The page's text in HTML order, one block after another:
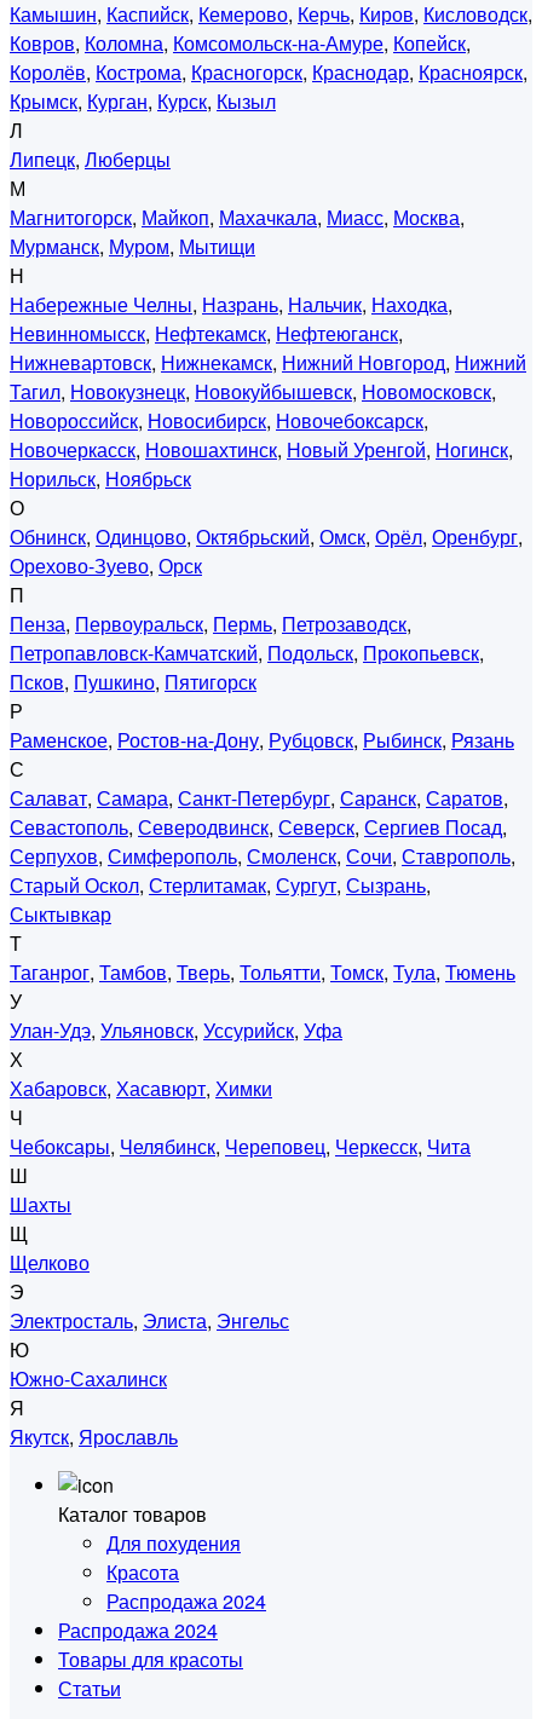
Камышин, Каспийск, Кемерово, Керчь, Киров, Кисловодск,
Ковров, Коломна, Комсомольск-на-Амуре, Копейск,
Королёв, Кострома, Красногорск, Краснодар, Красноярск,
Крымск, Курган, Курск, Кызыл
Л
Липецк, Люберцы
М
Магнитогорск, Майкоп, Махачкала, Миасс, Москва,
Мурманск, Муром, Мытищи
Н
Набережные Челны, Назрань, Нальчик, Находка,
Невинномысск, Нефтекамск, Нефтеюганск,
Нижневартовск, Нижнекамск, Нижний Новгород, Нижний
Тагил, Новокузнецк, Новокуйбышевск, Новомосковск,
Новороссийск, Новосибирск, Новочебоксарск,
Новочеркасск, Новошахтинск, Новый Уренгой, Ногинск,
Норильск, Ноябрьск
О
Обнинск, Одинцово, Октябрьский, Омск, Орёл, Оренбург,
Орехово-Зуево, Орск
П
Пенза, Первоуральск, Пермь, Петрозаводск,
Петропавловск-Камчатский, Подольск, Прокопьевск,
Псков, Пушкино, Пятигорск
Р
Раменское, Ростов-на-Дону, Рубцовск, Рыбинск, Рязань
С
Салават, Самара, Санкт-Петербург, Саранск, Саратов,
Севастополь, Северодвинск, Северск, Сергиев Посад,
Серпухов, Симферополь, Смоленск, Сочи, Ставрополь,
Старый Оскол, Стерлитамак, Сургут, Сызрань,
Сыктывкар
Т
Таганрог, Тамбов, Тверь, Тольятти, Томск, Тула, Тюмень
У
Улан-Удэ, Ульяновск, Уссурийск, Уфа
Х
Хабаровск, Хасавюрт, Химки
Ч
Чебоксары, Челябинск, Череповец, Черкесск, Чита
Ш
Шахты
Щ
Щелково
Э
Электросталь, Элиста, Энгельс
Ю
Южно-Сахалинск
Я
Якутск, Ярославль
Каталог товаров
Для похудения
Красота
Распродажа 2024
Распродажа 2024
Товары для красоты
Статьи